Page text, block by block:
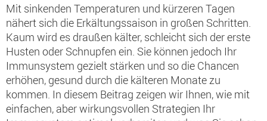
Mit sinkenden Temperaturen und kürzeren Tagen
nähert sich die Erkältungssaison in großen Schritten.
Kaum wird es draußen kälter, schleicht sich der erste
Husten oder Schnupfen ein. Sie können jedoch Ihr
Immunsystem gezielt stärken und so die Chancen
erhöhen, gesund durch die kälteren Monate zu
kommen. In diesem Beitrag zeigen wir Ihnen, wie mit
einfachen, aber wirkungsvollen Strategien Ihr